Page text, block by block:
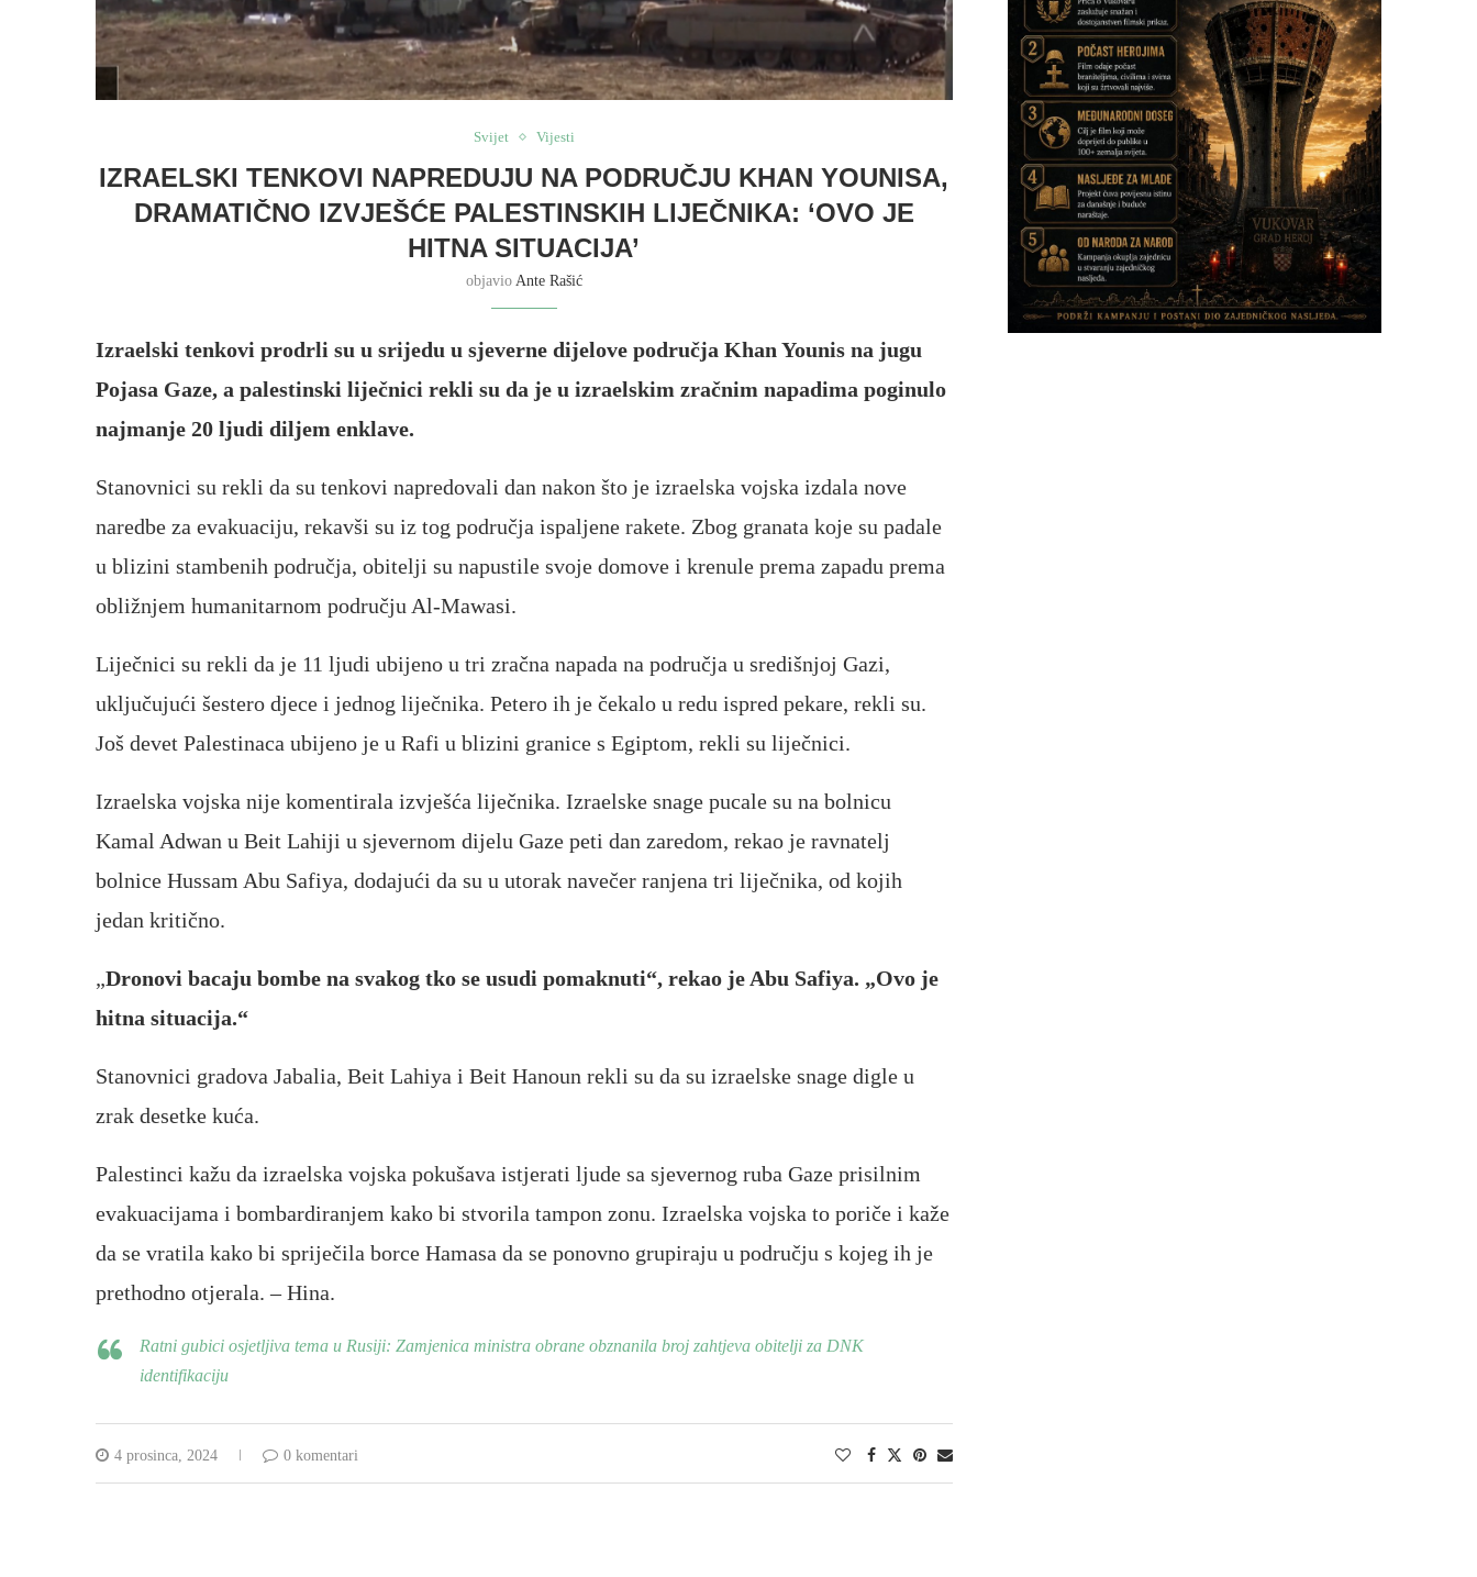
Svijet Vijesti
IZRAELSKI TENKOVI NAPREDUJU NA PODRUČJU KHAN YOUNISA,
DRAMATIČNO IZVJEŠĆE PALESTINSKIH LIJEČNIKA: ‘OVO JE
HITNA SITUACIJA’
objavio Ante Rašić
Izraelski tenkovi prodrli su u srijedu u sjeverne dijelove područja Khan Younis na jugu
Pojasa Gaze, a palestinski liječnici rekli su da je u izraelskim zračnim napadima poginulo
najmanje 20 ljudi diljem enklave.
Stanovnici su rekli da su tenkovi napredovali dan nakon što je izraelska vojska izdala nove
naredbe za evakuaciju, rekavši su iz tog područja ispaljene rakete. Zbog granata koje su padale
u blizini stambenih područja, obitelji su napustile svoje domove i krenule prema zapadu prema
obližnjem humanitarnom području Al-Mawasi.
Liječnici su rekli da je 11 ljudi ubijeno u tri zračna napada na područja u središnjoj Gazi,
uključujući šestero djece i jednog liječnika. Petero ih je čekalo u redu ispred pekare, rekli su.
Još devet Palestinaca ubijeno je u Rafi u blizini granice s Egiptom, rekli su liječnici.
Izraelska vojska nije komentirala izvješća liječnika. Izraelske snage pucale su na bolnicu
Kamal Adwan u Beit Lahiji u sjevernom dijelu Gaze peti dan zaredom, rekao je ravnatelj
bolnice Hussam Abu Safiya, dodajući da su u utorak navečer ranjena tri liječnika, od kojih
jedan kritično.
„Dronovi bacaju bombe na svakog tko se usudi pomaknuti“, rekao je Abu Safiya. „Ovo je
hitna situacija.“
Stanovnici gradova Jabalia, Beit Lahiya i Beit Hanoun rekli su da su izraelske snage digle u
zrak desetke kuća.
Palestinci kažu da izraelska vojska pokušava istjerati ljude sa sjevernog ruba Gaze prisilnim
evakuacijama i bombardiranjem kako bi stvorila tampon zonu. Izraelska vojska to poriče i kaže
da se vratila kako bi spriječila borce Hamasa da se ponovno grupiraju u području s kojeg ih je
prethodno otjerala. – Hina.
Ratni gubici osjetljiva tema u Rusiji: Zamjenica ministra obrane obznanila broj zahtjeva obitelji za DNK
identifikaciju
4 prosinca, 2024 0 komentari